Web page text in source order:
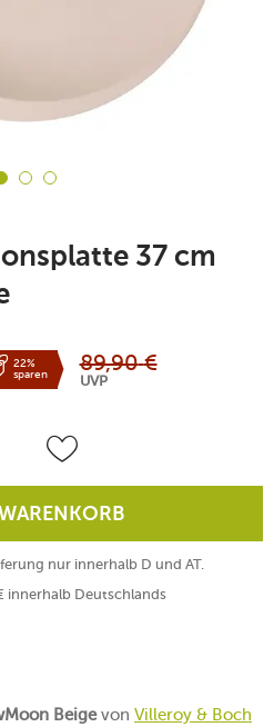
37 cm
22%
sparen
89,90 €
UVP
nur innerhalb D und AT.
innerhalb Deutschlands
Beigevon Villeroy & Boch